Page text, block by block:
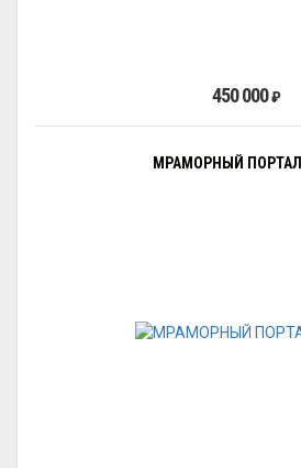
450 000₽
МРАМОРНЫЙ ПОРТАЛ